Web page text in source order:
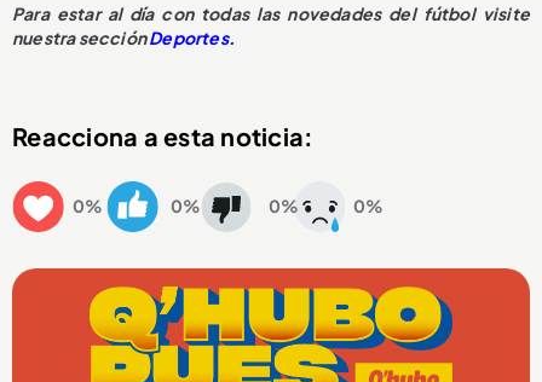
Para estar al día con todas las novedades del fútbol visite
nuestra secciónDeportes.
Reacciona a esta noticia:
0% 0% 0% 0%